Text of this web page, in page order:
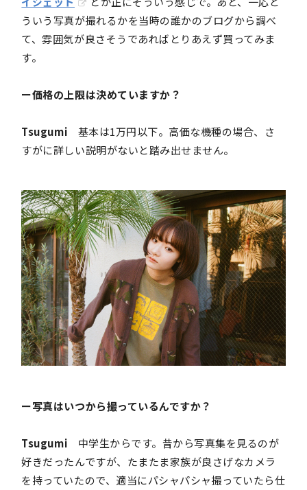
ういう写真が撮れるかを当時の誰かのブログから調べ
て、雰囲気が良さそうであればとりあえず買ってみま
す。
ー価格の上限は決めていますか？
Tsugumi 基本は1万円以下。高価な機種の場合、さ
すがに詳しい説明がないと踏み出せません。
ー写真はいつから撮っているんですか？
Tsugumi 中学生からです。昔から写真集を見るのが
好きだったんですが、たまたま家族が良さげなカメラ
を持っていたので、適当にパシャパシャ撮っていたら仕